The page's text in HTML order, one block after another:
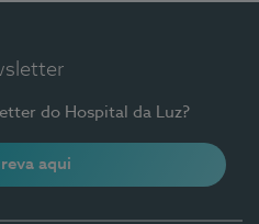
do Hospital da Luz?
aqui